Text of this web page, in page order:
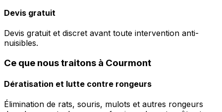
Devis gratuit
Devis gratuit et discret avant toute intervention anti-
nuisibles.
Ce que nous traitons à Courmont
Dératisation et lutte contre rongeurs
Élimination de rats, souris, mulots et autres rongeurs